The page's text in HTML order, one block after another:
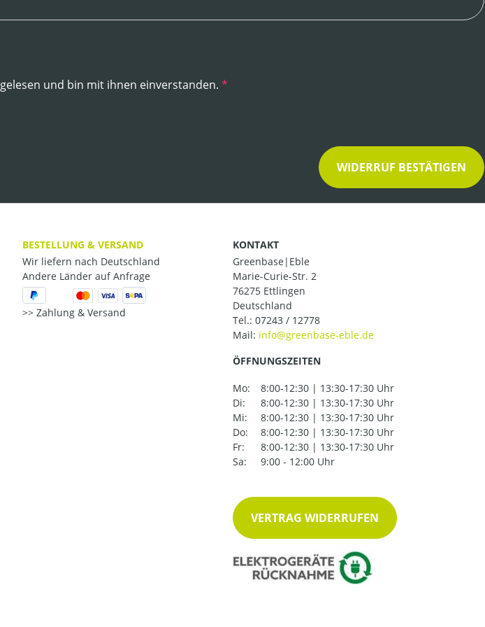
gelesen und bin mit ihnen einverstanden. *
WIDERRUF BESTÄTIGEN
BESTELLUNG & VERSAND
Wir liefern nach Deutschland
Andere Länder auf Anfrage
Zahlung & Versand
KONTAKT
Greenbase|Eble
Marie-Curie-Str. 2
76275 Ettlingen
Deutschland
Tel.: 07243 / 12778
Mail:
ÖFFNUNGSZEITEN
Mo:
8:00-12:30 | 13:30-17:30 Uhr
Di:
8:00-12:30 | 13:30-17:30 Uhr
Mi:
8:00-12:30 | 13:30-17:30 Uhr
Do:
8:00-12:30 | 13:30-17:30 Uhr
Fr:
8:00-12:30 | 13:30-17:30 Uhr
Sa:
9:00 - 12:00 Uhr
VERTRAG WIDERRUFEN